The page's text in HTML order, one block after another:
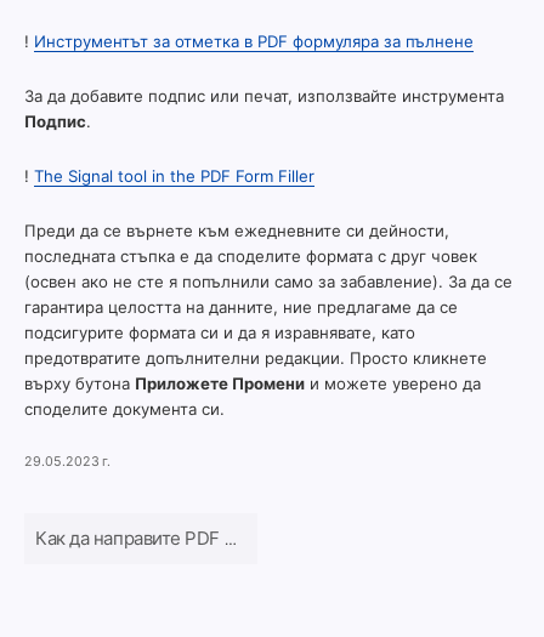
! Инструментът за отметка в PDF формуляра за пълнене
За да добавите подпис или печат, използвайте инструмента
Подпис.
! The Signal tool in the PDF Form Filler
Преди да се върнете към ежедневните си дейности,
последната стъпка е да споделите формата с друг човек
(освен ако не сте я попълнили само за забавление). За да се
гарантира целостта на данните, ние предлагаме да се
подсигурите формата си и да я изравнявате, като
предотвратите допълнителни редакции. Просто кликнете
върху бутона Приложете Промени и можете уверено да
споделите документа си.
29.05.2023 г.
Как да направите PDF файл за попълване